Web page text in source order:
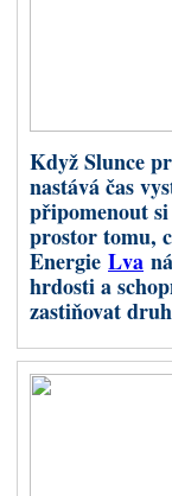
Retrográdní
Když Slunce
nastává čas
připomenout
prostor tomu,
Energie Lva
hrdosti a
zastiňovat